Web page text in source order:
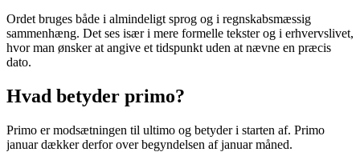
Ordet bruges både i almindeligt sprog og i regnskabsmæssig
sammenhæng. Det ses især i mere formelle tekster og i erhvervslivet,
hvor man ønsker at angive et tidspunkt uden at nævne en præcis
dato.
Hvad betyder primo?
Primo er modsætningen til ultimo og betyder i starten af. Primo
januar dækker derfor over begyndelsen af januar måned.